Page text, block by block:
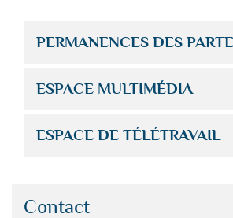
PERMANENCES DES
ESPACE MULTIMÉDIA
ESPACE DE TÉLÉTRAVAIL
Contact